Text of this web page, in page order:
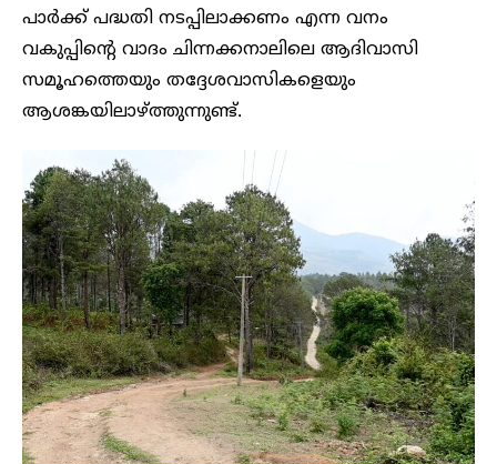
പാർക്ക് പദ്ധതി നടപ്പിലാക്കണം എന്ന വനം
വകുപ്പിന്റെ വാദം ചിന്നക്കനാലിലെ ആദിവാസി
സമൂഹത്തെയും തദ്ദേശവാസികളെയും
ആശങ്കയിലാഴ്ത്തുന്നുണ്ട്.